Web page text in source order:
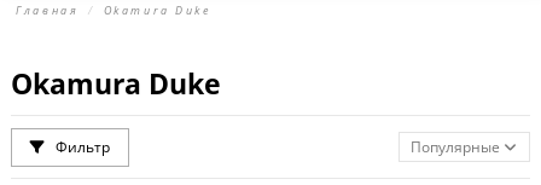
Главная Okamura Duke
Okamura Duke
Фильтр Популярные